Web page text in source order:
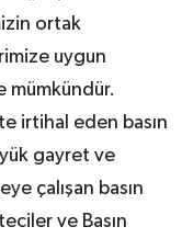
ortak
uygun
mümkündür.
irtihal eden basın
gayret ve
çalışan basın
ve Basın